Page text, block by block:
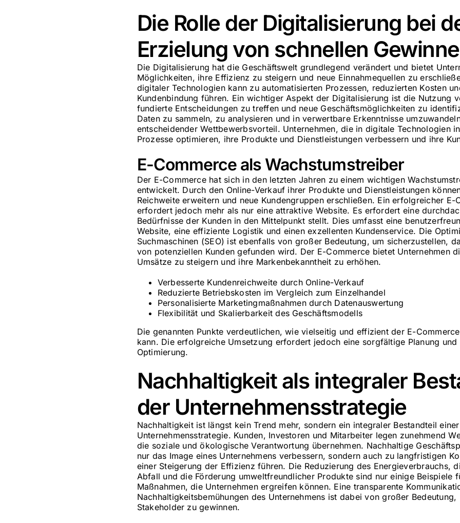
Die Rolle der Digitalisierung bei
Erzielung von schnellen
Die Digitalisierung hat die Geschäftswelt grundlegend verändert und bietet
Möglichkeiten, ihre Effizienz zu steigern und neue Einnahmequellen zu
digitaler Technologien kann zu automatisierten Prozessen, reduzierten Kosten
Kundenbindung führen. Ein wichtiger Aspekt der Digitalisierung ist die Nutzung
fundierte Entscheidungen zu treffen und neue Geschäftsmöglichkeiten zu
Daten zu sammeln, zu analysieren und in verwertbare Erkenntnisse
entscheidender Wettbewerbsvorteil. Unternehmen, die in digitale Technologien
Prozesse optimieren, ihre Produkte und Dienstleistungen verbessern und ihre
E-Commerce als Wachstumstreiber
Der E-Commerce hat sich in den letzten Jahren zu einem wichtigen
entwickelt. Durch den Online-Verkauf ihrer Produkte und Dienstleistungen
Reichweite erweitern und neue Kundengruppen erschließen. Ein erfolgreicher E-
erfordert jedoch mehr als nur eine attraktive Website. Es erfordert eine
Bedürfnisse der Kunden in den Mittelpunkt stellt. Dies umfasst eine
Website, eine effiziente Logistik und einen exzellenten Kundenservice. Die
Suchmaschinen (SEO) ist ebenfalls von großer Bedeutung, um sicherzustellen,
von potenziellen Kunden gefunden wird. Der E-Commerce bietet Unternehmen
Umsätze zu steigern und ihre Markenbekanntheit zu erhöhen.
Verbesserte Kundenreichweite durch Online-Verkauf
Reduzierte Betriebskosten im Vergleich zum Einzelhandel
Personalisierte Marketingmaßnahmen durch Datenauswertung
Flexibilität und Skalierbarkeit des Geschäftsmodells
Die genannten Punkte verdeutlichen, wie vielseitig und effizient der E-
kann. Die erfolgreiche Umsetzung erfordert jedoch eine sorgfältige Planung
Optimierung.
Nachhaltigkeit als integraler
der Unternehmensstrategie
Nachhaltigkeit ist längst kein Trend mehr, sondern ein integraler Bestandteil
Unternehmensstrategie. Kunden, Investoren und Mitarbeiter legen zunehmend
die soziale und ökologische Verantwortung übernehmen. Nachhaltige
nur das Image eines Unternehmens verbessern, sondern auch zu langfristigen
einer Steigerung der Effizienz führen. Die Reduzierung des Energieverbrauchs,
Abfall und die Förderung umweltfreundlicher Produkte sind nur einige Beispiele
Maßnahmen, die Unternehmen ergreifen können. Eine transparente
Nachhaltigkeitsbemühungen des Unternehmens ist dabei von großer
Stakeholder zu gewinnen.